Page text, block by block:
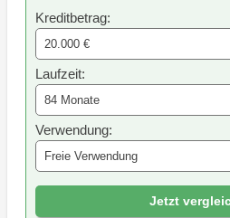
Kreditbetrag:
Laufzeit:
Verwendung:
Jetzt